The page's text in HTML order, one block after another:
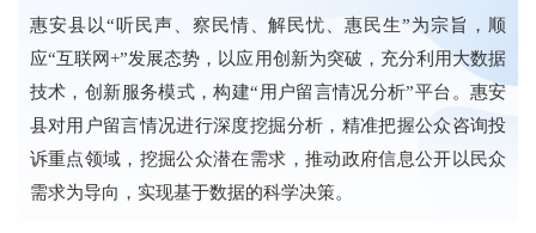
惠安县以“听民声、察民情、解民忧、惠民生”为宗旨，顺
应“互联网+”发展态势，以应用创新为突破，充分利用大数据
技术，创新服务模式，构建“用户留言情况分析”平台。惠安
县对用户留言情况进行深度挖掘分析，精准把握公众咨询投
诉重点领域，挖掘公众潜在需求，推动政府信息公开以民众
需求为导向，实现基于数据的科学决策。